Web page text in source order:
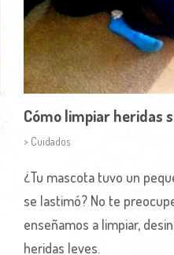
Cómo limpiar heridas
> Cuidados
¿Tu mascota tuvo un
se lastimó? No te
enseñamos a limpiar,
heridas leves.